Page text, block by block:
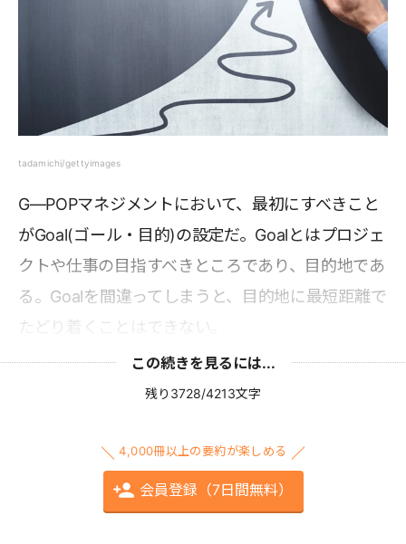
tadamichi/gettyimages
G―POPマネジメントにおいて、最初にすべきこと
がGoal(ゴール・目的)の設定だ。Goalとはプロジェ
クトや仕事の目指すべきところであり、目的地であ
る。Goalを間違ってしまうと、目的地に最短距離で
たどり着くことはできない。
この続きを見るには...
残り3728/4213文字
4,000冊以上の要約が楽しめる
会員登録（7日間無料）